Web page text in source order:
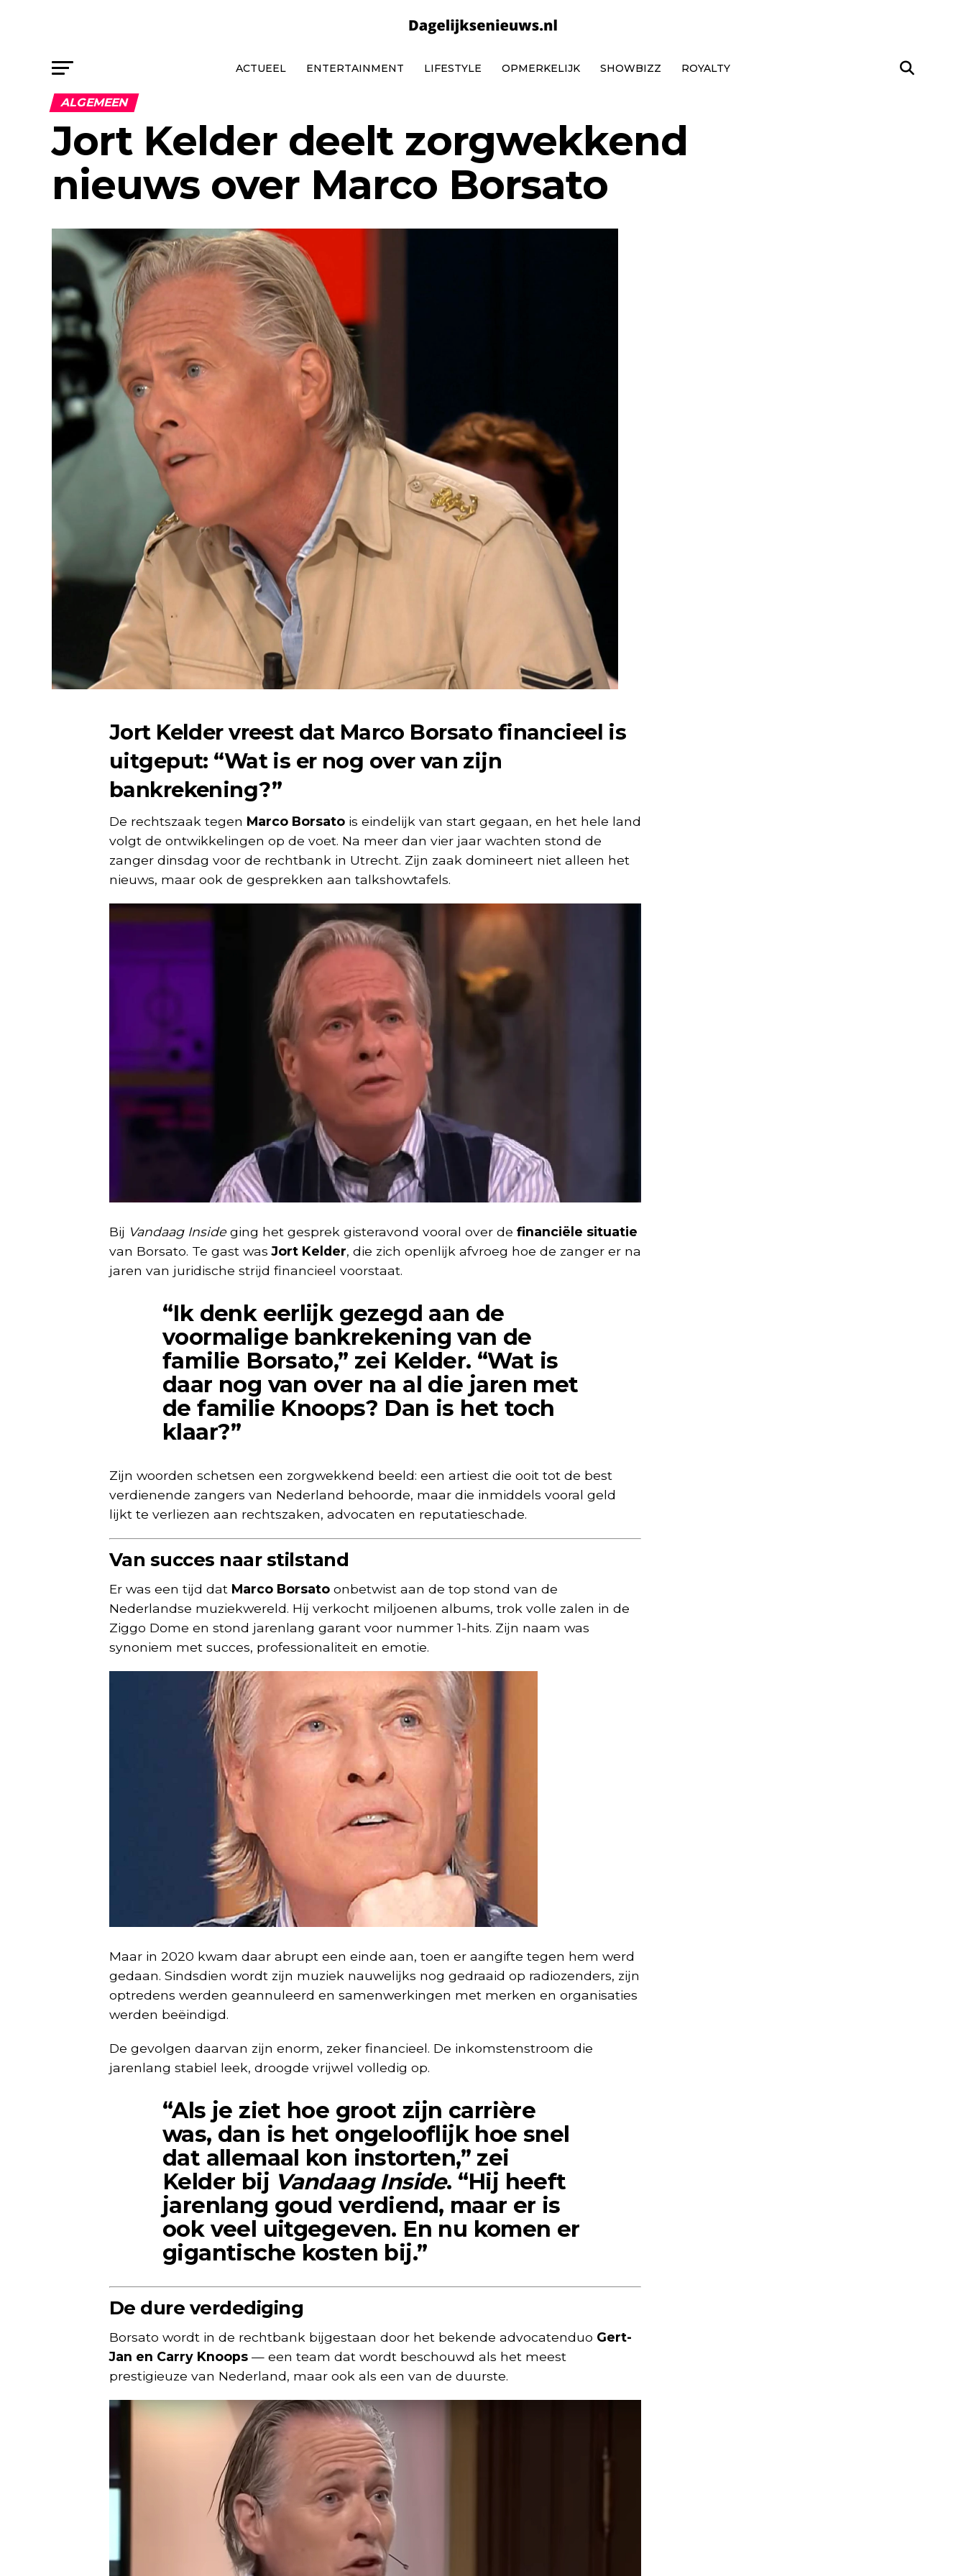
ACTUEEL ENTERTAINMENT LIFESTYLE OPMERKELIJK SHOWBIZZ ROYALTY
ALGEMEEN
Jort Kelder deelt zorgwekkend
nieuws over Marco Borsato
Jort Kelder vreest dat Marco Borsato financieel is
uitgeput: “Wat is er nog over van zijn
bankrekening?”
De rechtszaak tegen Marco Borsato is eindelijk van start gegaan, en het hele land
volgt de ontwikkelingen op de voet. Na meer dan vier jaar wachten stond de
zanger dinsdag voor de rechtbank in Utrecht. Zijn zaak domineert niet alleen het
nieuws, maar ook de gesprekken aan talkshowtafels.
Bij Vandaag Inside ging het gesprek gisteravond vooral over de financiële situatie
van Borsato. Te gast wasJort Kelder, die zich openlijk afvroeg hoe de zanger er na
jaren van juridische strijd financieel voorstaat.
“Ik denk eerlijk gezegd aan de
voormalige bankrekening van de
familie Borsato,” zei Kelder. “Wat is
daar nog van over na al die jaren met
de familie Knoops? Dan is het toch
klaar?”
Zijn woorden schetsen een zorgwekkend beeld: een artiest die ooit tot de best
verdienende zangers van Nederland behoorde, maar die inmiddels vooral geld
lijkt te verliezen aan rechtszaken, advocaten en reputatieschade.
Van succes naar stilstand
Er was een tijd dat Marco Borsato onbetwist aan de top stond van de
Nederlandse muziekwereld. Hij verkocht miljoenen albums, trok volle zalen in de
Ziggo Dome en stond jarenlang garant voor nummer 1-hits. Zijn naam was
synoniem met succes, professionaliteit en emotie.
Maar in 2020 kwam daar abrupt een einde aan, toen er aangifte tegen hem werd
gedaan. Sindsdien wordt zijn muziek nauwelijks nog gedraaid op radiozenders, zijn
optredens werden geannuleerd en samenwerkingen met merken en organisaties
werden beëindigd.
De gevolgen daarvan zijn enorm, zeker financieel. De inkomstenstroom die
jarenlang stabiel leek, droogde vrijwel volledig op.
“Als je ziet hoe groot zijn carrière
was, dan is het ongelooflijk hoe snel
dat allemaal kon instorten,” zei
Kelder bij Vandaag Inside. “Hij heeft
jarenlang goud verdiend, maar er is
ook veel uitgegeven. En nu komen er
gigantische kosten bij.”
De dure verdediging
Borsato wordt in de rechtbank bijgestaan door het bekende advocatenduo Gert-
Jan en Carry Knoops — een team dat wordt beschouwd als het meest
prestigieuze van Nederland, maar ook als een van de duurste.